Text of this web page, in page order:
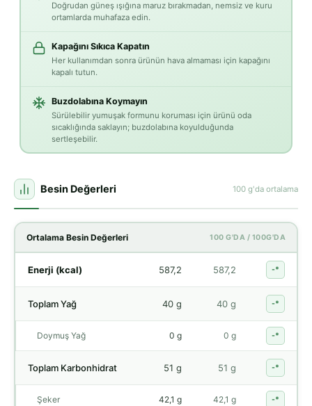
Doğrudan güneş ışığına maruz bırakmadan, nemsiz ve kuru
ortamlarda muhafaza edin.
Kapağını Sıkıca Kapatın
Her kullanımdan sonra ürünün hava almaması için kapağını
kapalı tutun.
Buzdolabına Koymayın
Sürülebilir yumuşak formunu koruması için ürünü oda
sıcaklığında saklayın; buzdolabına koyulduğunda
sertleşebilir.
Besin Değerleri 100 g'da ortalama
Ortalama Besin Değerleri 100 G'DA / 100G'DA
Enerji (kcal) 587,2 587,2 -*
Toplam Yağ 40 g 40 g -*
Doymuş Yağ 0 g 0 g -*
Toplam Karbonhidrat 51 g 51 g -*
Şeker 42,1 g 42,1 g -*